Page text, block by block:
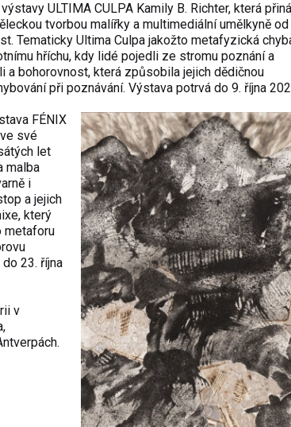
ULTIMA CULPA Kamily B. Richter, která
tvorbou malířky a multimediální umělkyně od
Tematicky Ultima Culpa jakožto metafyzická
hříchu, kdy lidé pojedli ze stromu poznání a
a bohorovnost, která způsobila jejich dědičnou
při poznávání. Výstava potrvá do 9. října
FÉNIX
své
let
malba
i
a jejich
který
metaforu
23. října
v